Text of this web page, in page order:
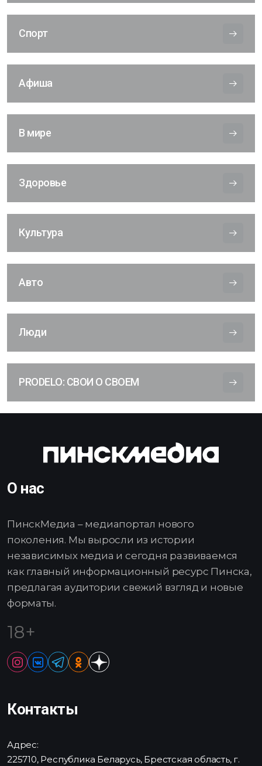
Спорт
Афиша
В мире
Здоровье
Культура
Авто
Люди
PRODELO: СВОИ О СВОЕМ
О нас
ПинскМедиа – медиапортал нового
поколения. Мы выросли из истории
независимых медиа и сегодня развиваемся
как главный информационный ресурс Пинска,
предлагая аудитории свежий взгляд и новые
форматы.
18+
Контакты
Адрес:
225710, Республика Беларусь, Брестская область, г.